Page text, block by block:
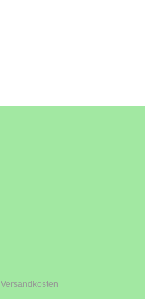
Versandkosten